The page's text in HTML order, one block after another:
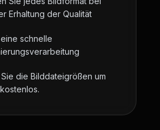
Erhaltung der Qualität
schnelle
die Bilddateigrößen um